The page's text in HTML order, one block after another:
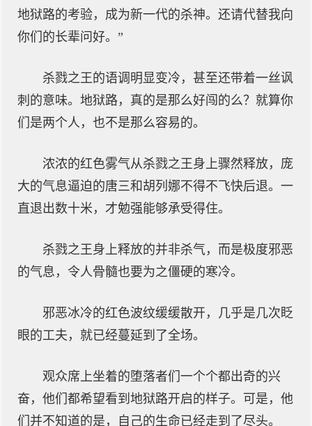
地狱路的考验，成为新一代的杀神。还请代替我向
你们的长辈问好。”
杀戮之王的语调明显变冷，甚至还带着一丝讽
刺的意味。地狱路，真的是那么好闯的么？就算你
们是两个人，也不是那么容易的。
浓浓的红色雾气从杀戮之王身上骤然释放，庞
大的气息逼迫的唐三和胡列娜不得不飞快后退。一
直退出数十米，才勉强能够承受得住。
杀戮之王身上释放的并非杀气，而是极度邪恶
的气息，令人骨髓也要为之僵硬的寒冷。
邪恶冰冷的红色波纹缓缓散开，几乎是几次眨
眼的工夫，就已经蔓延到了全场。
观众席上坐着的堕落者们一个个都出奇的兴
奋，他们都希望看到地狱路开启的样子。可是，他
们并不知道的是，自己的生命已经走到了尽头。